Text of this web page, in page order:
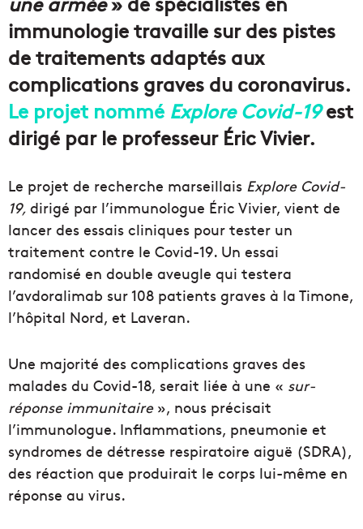
immunologie travaille sur des pistes
de traitements adaptés aux
complications graves du coronavirus.
Le projet nommé Explore Covid-19 est
dirigé par le professeur Éric Vivier.
Le projet de recherche marseillais Explore Covid-
19, dirigé par l’immunologue Éric Vivier, vient de
lancer des essais cliniques pour tester un
traitement contre le Covid-19. Un essai
randomisé en double aveugle qui testera
l’avdoralimab sur 108 patients graves à la Timone,
l’hôpital Nord, et Laveran.
Une majorité des complications graves des
malades du Covid-18, serait liée à une « sur-
réponse immunitaire», nous précisait
l’immunologue. Inflammations, pneumonie et
syndromes de détresse respiratoire aiguë (SDRA),
des réaction que produirait le corps lui-même en
réponse au virus.